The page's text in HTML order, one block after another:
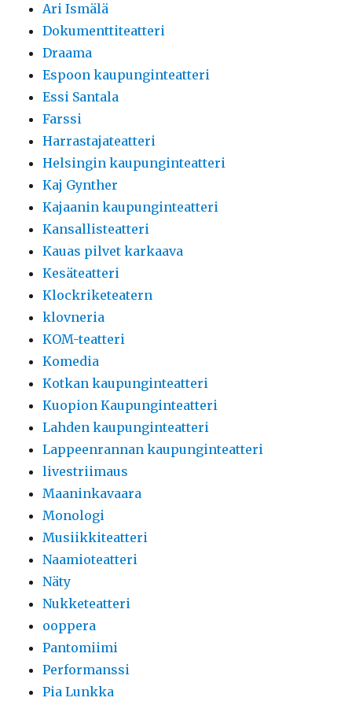
Ari Ismälä
Dokumenttiteatteri
Draama
Espoon kaupunginteatteri
Essi Santala
Farssi
Harrastajateatteri
Helsingin kaupunginteatteri
Kaj Gynther
Kajaanin kaupunginteatteri
Kansallisteatteri
Kauas pilvet karkaava
Kesäteatteri
Klockriketeatern
klovneria
KOM-teatteri
Komedia
Kotkan kaupunginteatteri
Kuopion Kaupunginteatteri
Lahden kaupunginteatteri
Lappeenrannan kaupunginteatteri
livestriimaus
Maaninkavaara
Monologi
Musiikkiteatteri
Naamioteatteri
Näty
Nukketeatteri
ooppera
Pantomiimi
Performanssi
Pia Lunkka